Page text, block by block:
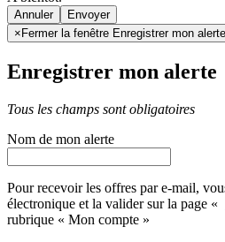
Annuler
× Fermer la fenêtre Enregistrer mon alerte
Enregistrer mon alerte
Tous les champs sont obligatoires
Nom de mon alerte
Pour recevoir les offres par e-mail,
électronique et la valider sur la page «
rubrique « Mon compte »